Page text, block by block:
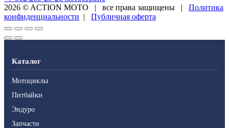
2026 © ACTION MOTO | все права защищены |
Политика
конфиденциальности | Публичная оферта
Каталог
Мотоциклы
Питбайки
Эндуро
Запчасти